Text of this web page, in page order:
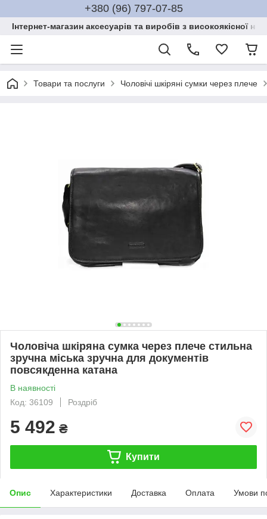
+380 (96) 797-07-85
Інтернет-магазин аксесуарів та виробів з високоякісної
Товари та послуги Чоловічі шкіряні сумки через плече
Чоловіча шкіряна сумка через плече стильна
зручна міська зручна для документів
повсякденна катана
В наявності
Код: 36109
Роздріб
5 492 ₴
Купити
Опис Характеристики Доставка Оплата Умови